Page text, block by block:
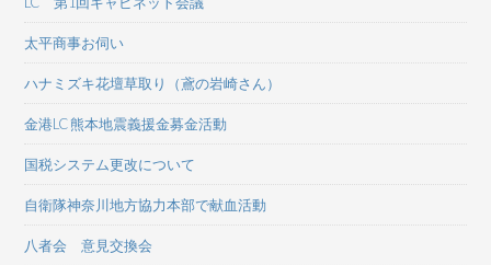
太平商事お伺い
ハナミズキ花壇草取り（鳶の岩崎さん）
金港LC 熊本地震義援金募金活動
国税システム更改について
自衛隊神奈川地方協力本部で献血活動
八者会 意見交換会